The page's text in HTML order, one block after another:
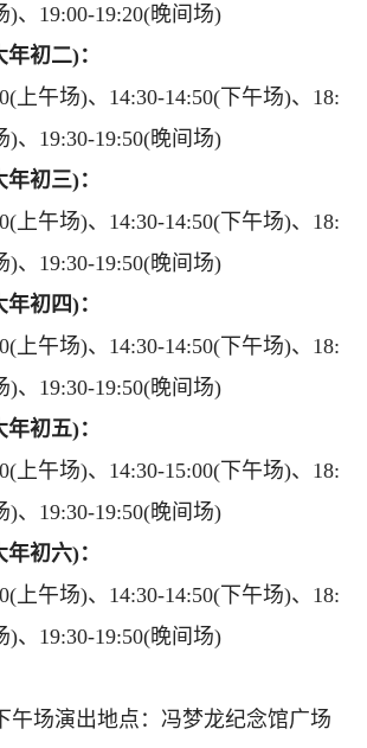
)、19:00-19:20(晚间场)
初二)：
午场)、14:30-14:50(下午场)、18:
)、19:30-19:50(晚间场)
初三)：
午场)、14:30-14:50(下午场)、18:
)、19:30-19:50(晚间场)
初四)：
午场)、14:30-14:50(下午场)、18:
)、19:30-19:50(晚间场)
初五)：
午场)、14:30-15:00(下午场)、18:
)、19:30-19:50(晚间场)
初六)：
午场)、14:30-14:50(下午场)、18:
)、19:30-19:50(晚间场)
场演出地点：冯梦龙纪念馆广场